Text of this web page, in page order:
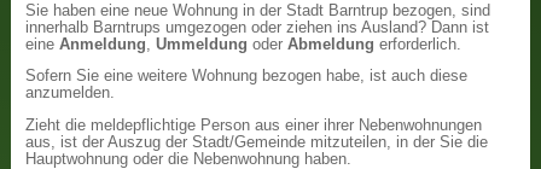
Sie haben eine neue Wohnung in der Stadt Barntrup bezogen, sind
innerhalb Barntrups umgezogen oder ziehen ins Ausland? Dann ist
eineAnmeldung ,Ummeldung oderAbmeldung erforderlich.
Sofern Sie eine weitere Wohnung bezogen habe, ist auch diese
anzumelden.
Zieht die meldepflichtige Person aus einer ihrer Nebenwohnungen
aus, ist der Auszug der Stadt/Gemeinde mitzuteilen, in der Sie die
Hauptwohnung oder die Nebenwohnung haben.